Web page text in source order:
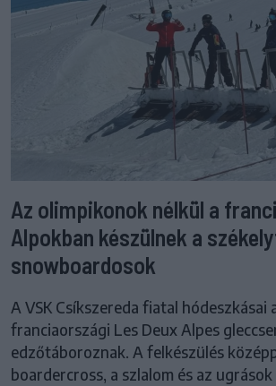
Az olimpikonok nélkül a
Alpokban készülnek a
snowboardosok
A VSK Csíkszereda fiatal hódeszkásai
franciaországi Les Deux Alpes
edzőtáboroznak. A felkészülés
boardercross, a szlalom és az